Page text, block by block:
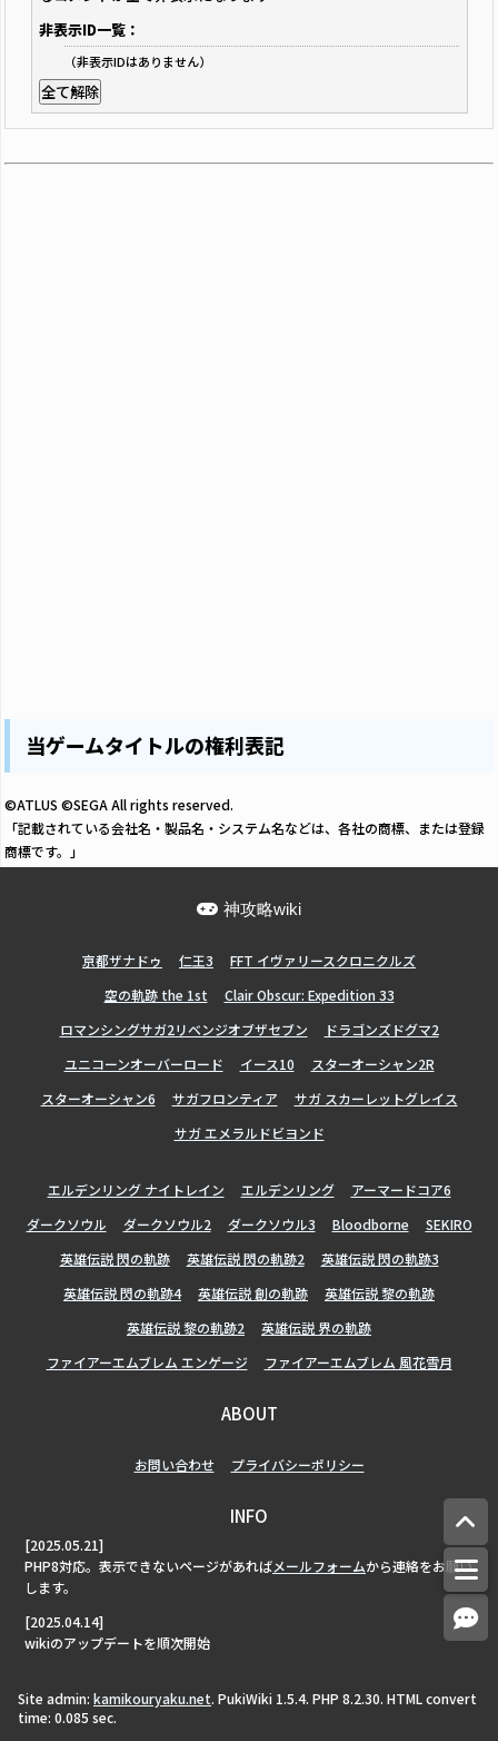
非表示ID一覧：
（非表示IDはありません）
全て解除
当ゲームタイトルの権利表記
©ATLUS ©SEGA All rights reserved.
「記載されている会社名・製品名・システム名などは、各社の商標、または登録
商標です。」
神攻略wiki
亰都ザナドゥ 仁王3
FFT イヴァリースクロニクルズ
空の軌跡 the 1st
Clair Obscur: Expedition 33
ロマンシングサガ2リベンジオブザセブン
ドラゴンズドグマ2
ユニコーンオーバーロード
イース10
スターオーシャン2R
スターオーシャン6
サガフロンティア
サガ スカーレットグレイス
サガ エメラルドビヨンド
エルデンリング ナイトレイン エルデンリング
アーマードコア6
ダークソウル
ダークソウル2 ダークソウル3 Bloodborne
SEKIRO
英雄伝説 閃の軌跡
英雄伝説 閃の軌跡2
英雄伝説 閃の軌跡3
英雄伝説 閃の軌跡4
英雄伝説 創の軌跡
英雄伝説 黎の軌跡
英雄伝説 黎の軌跡2
英雄伝説 界の軌跡
ファイアーエムブレム エンゲージ
ファイアーエムブレム 風花雪月
ABOUT
お問い合わせ プライバシーポリシー
INFO
[2025.05.21]
PHP8対応。表示できないページがあればメールフォームから連絡をお願い
します。
[2025.04.14]
wikiのアップデートを順次開始
Site admin: kamikouryaku.net. PukiWiki 1.5.4. PHP 8.2.30. HTML convert
time: 0.085 sec.